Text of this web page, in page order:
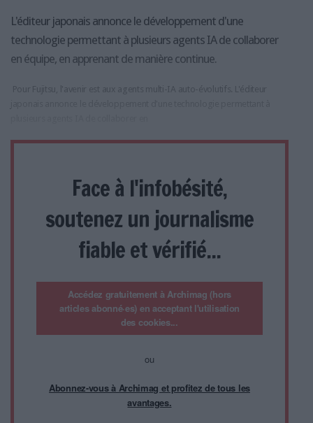
L'éditeur japonais annonce le développement d'une
technologie permettant à plusieurs agents IA de collaborer
en équipe, en apprenant de manière continue.
Pour Fujitsu, l'avenir est aux agents multi-IA auto-évolutifs. L'éditeur
Face à l'infobésité,
soutenez un journalisme
fiable et vérifié...
Accédez gratuitement à Archimag (hors
articles abonné·es) en acceptant l'utilisation
des cookies...
ou
Abonnez-vous à Archimag et profitez de tous les
avantages.